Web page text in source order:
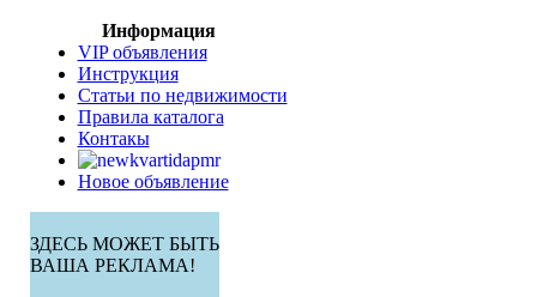
Информация
VIP объявления
Инструкция
Статьи по недвижимости
Правила каталога
Контакы
Новое объявление
ЗДЕСЬ МОЖЕТ БЫТЬ
ВАША РЕКЛАМА!